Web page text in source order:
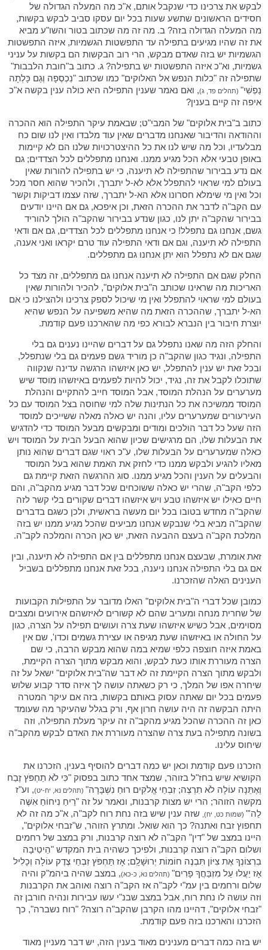
לבקש את צרכינו כדי שנקבל אותם, א"כ מה המעלה הגדולה של
חסידים הראשונים שתשע שעות בכל יום עסקו סביב לבקש בקשות,
מה המעלה הגדולה בזה? ב. מה זה מה שכתוב בטור והשו"ע מביא
את זה שהיו מגיעים בתפילה עד התפשטות הגשמיות, איזה התפשטות
הגשמיות יש בזה שאדם מבקש, הרי רוב הבקשות הם בקשות על עניני
גשמיות, וא"כ איזה התפשטות יש בתפילה? ג. כתוב ב"חובת הלבבות"
שתפילה זה "כלות הנפש אל האלוקים" כמו שכתוב "נִכְסְפָה וְגַם כָּלְתָה
נַפְשִׁי" (תהלים פד, ג), ואם נאמר שענין התפילה היא כולה ענין בקשה א"כ
איפה זה קיים בענין?
כתוב ב"בית אלוקים" של המבי"ט; שבאמת עיקר התפילה הוא ההכרה
וההודאה והדיבור שאנחנו מדברים שאין עוד מלבדו ואין לנו שום כח
מבלעדיו, וכל מה שיש לנו את כל ההיצטרכויות שלנו הם לא קיימות
באופן טבעי אלא הכל מגיע ממנו. ואנחנו מתפללים לכל הצדדים; גם
אם נדע בבירור שהתפילה לא תיענה, כי יש בתפילה להורות שאין
בעולם למי שראוי להתפלל אלא לא-ל יתברך, ולהכיר שהוא חסר מכל
וכל ואין מי שימלא חסרונו אלא הא-ל יתברך, שזה עצמו דביקות וקשר
עם הקב"ה לדבר את ההכרה הזאת, וכן איפכא, גם אם היינו יודעים
בבירור שהקב"ה יתן לנו, כגון שנדע בבירור שהקב"ה הולך להוריד
גשם, אנחנו גם נתפלל! כי אנחנו מתפללים לכל הצדדים, גם אם ודאי
התפילה לא תיענה, וגם אם ודאי התפילה עוד טרם יקראו ואני אענה,
שגם אם לא נתפלל הוא יתן אנחנו גם מתפללים.
החלק שגם אם התפילה לא תיענה אנחנו גם מתפללים, זה מצד כל
האריכות מה שראינו שכותב ה"בית אלוקים", להכיר ולהורות שאין
בעולם למי שראוי להתפלל ואין מי שיכול לספק צרכינו ולהצילנו כי אם
הא-ל יתברך, שההכרה הזאת מה שהיא משפיעה על הנפש שהיא
יוצרת חיבור בין הנברא לבורא כפי מה שהארכנו פעם קודמת.
והחלק הזה מה שאנו נתפלל גם על דברים שהיינו נענים גם בלי
התפילה, ונגיד כגון שהקב"ה כן מוריד גשם פעמים גם בלי שנתפלל,
ובכל זאת יש ענין להתפלל, יש כאן איזשהו הרגשה עדינה שנקווה
שתוכלו לקבל את זה, נגיד, יכול להיות לפעמים באיזשהו מוסד שיש
מערערים על הנהלת המוסד, אבל המוסד חייב להתקיים והנהלת
המוסד ממשיכה את כל הנתינות שלה למי שחוסה בצל המוסד עם כל
העירעורים שמערערים עליו, והנה יש כאלה מאלה ששייכים למוסד
הזה שעל כל דבר הולכים ומודים ומבקשים מבעל המוסד כדי להדגיש
את הבעלות שלו, הם מרגישים שכיון שהוא הבעל הבית על המוסד ויש
כאלה שמערערים על הבעלות שלו, ע"כ ראוי שגם דברים שהוא נותן
מאליו להגיע ולבקש ממנו כדי לחזק את האמת שהוא בעל המוסד
והבעלים על הענין והכל מגיע ממנו. סוג ההרגשה הזאת קיימת גם
כלפי הקב"ה, שהרי יש כאלה ששוכחים שכל דבר מגיע מהקב"ה, והם
חיים כאילו יש איזשהו טבע ויש איזשהו דברים שקורים בלי קשר לזה
שהקב"ה מחדש בטובו בכל יום מעשה בראשית, ולכן כשגם בדברים
שהקב"ה מביא בלי שנבקש אנחנו מביעים שהכל מגיע ממנו יש בזה
המלכת הקב"ה בעצם ההבעה הזאת, יש כאן הכרה והמלכה לקב"ה.
זאת אומרת, שבעצם אנחנו מתפללים בין אם התפילה לא תיענה, ובין
אם גם בלי התפילה אנחנו ניענה, בכל זאת אנחנו מתפללים בשביל
הענינים האלה שהזכרנו.
כמובן שכל דברי ה"בית אלוקים" האלו מדובר על התפילות הקבועות
של שחרית מנחה ומעריב שהם לא קשורים לאיזשהם אירועים ומצבים
מסוימים, אבל כשיש איזשהו שעת צרה ועושים תפילה על הצרה, כגון
על החולה או באיזשהו שעת מגיפה או עצירת גשמים וכדו', שם אין
באמת איזה חוצפה כלפי שמיא במה שהוא מבקש הרבה, כי שם
הצרה מעוררת אותו כעת לבקש, והוא מבקש מתוך הצרה הקיימת,
ולבקש מתוך הצרה הקיימת זה לא דבר שה"בית אלוקים" ישאל על זה
שיחרה אפו של המלך, כי רק כשאתה עושה לך איזה סדר קבוע שלוש
פעמים בכל יום שאתה עסוק באותם בקשות, בזה אם עיקר המטרה
היתה הבקשה זה היה עושה חרון אף, ורק בגלל שהעיקר מה שעומד
כאן זה ההכרה שהכל מגיע מהקב"ה זה עיקר מעלת התפילה, וזה
בשונה מתפילה בעת צרה שהצרה מעוררת את האדם לבקש מהקב"ה
שיחוס עלינו.
הזכרנו פעם קודמת וכאן יש כמה דברים להוסיף בענין, הזכרנו את
הקושיא שיש בחז"ל בזוהר, שמצד אחד כתוב בפסוק "כִּי לֹא תַחְפֹּץ זֶבַח
וְאֶתֵּנָה עוֹלָה לֹא תִרְצֶה; זִבְחֵי אֱלֹקִים רוּחַ נִשְׁבָּרָה" (תהלים נא, יח-יט), וע"ז
מקשה הזוהר; הרי יש מצות קרבנות, ונאמר על זה "רֵיחַ נִיחוֹחַ אִשֶּׁה
לַה'" (שמות כט, יח), שזה ענין שיש בזה נחת רוח לקב"ה, א"כ מה זה לא
תחפוץ זבח ואתנה? כך הוא שואל. ומתרץ הזוהר, ש"זבחי אלוקים",
היינו במצב של "דין" הקב"ה לא רוצה קרבנות, ורק במצב של רחמים
ושלום הקב"ה רוצה קרבנות, ולפיכך כשהיה בית המקדש "הֵיטִיבָה
בִרְצוֹנְךָ אֶת צִיּוֹן תִּבְנֶה חוֹמוֹת יְרוּשָׁלִָם; אָז תַּחְפֹּץ זִבְחֵי צֶדֶק עוֹלָה וְכָלִיל
אָז יַעֲלוּ עַל מִזְבַּחֲךָ פָרִים" (תהלים נא, כ-כא), במצב שהיה ביהמ"ק והיה
שלום ורחמים בין עמ"י לקב"ה אז הקב"ה רוצה ואוהב את הקרבנות
וזה עושה לו נחת רוח, אבל במצב שבנ"י עשו עבירות ונהיה חורבן זה
"זבחי אלוקים", דהיינו מהו הקרבן שהקב"ה רוצה? "רוח נשברה", כך
הזכרנו והארכנו בזה פעם קודמת.
יש בזה כמה דברים מענינים מאוד בענין הזה, יש דבר מעניין מאוד